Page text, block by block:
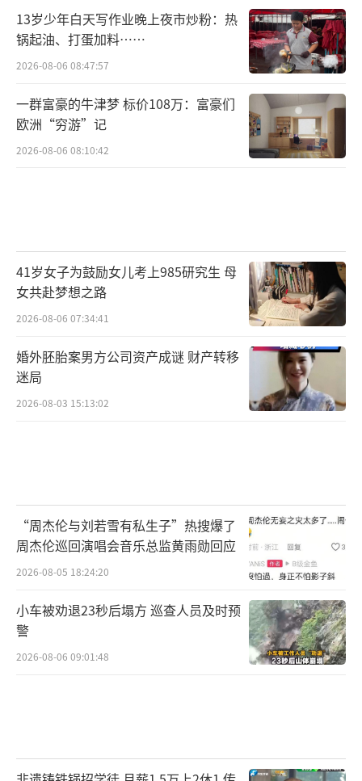
13岁少年白天写作业晚上夜市炒粉：热
锅起油、打蛋加料……
2026-08-06 08:47:57
一群富豪的牛津梦 标价108万：富豪们
欧洲“穷游”记
2026-08-06 08:10:42
41岁女子为鼓励女儿考上985研究生 母
女共赴梦想之路
2026-08-06 07:34:41
婚外胚胎案男方公司资产成谜 财产转移
迷局
2026-08-03 15:13:02
“周杰伦与刘若雪有私生子”热搜爆了
周杰伦巡回演唱会音乐总监黄雨勋回应
2026-08-05 18:24:20
小车被劝退23秒后塌方 巡查人员及时预
警
2026-08-06 09:01:48